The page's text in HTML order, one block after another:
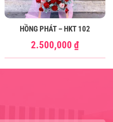
HỒNG PHÁT – HKT 102
2.500,000 ₫